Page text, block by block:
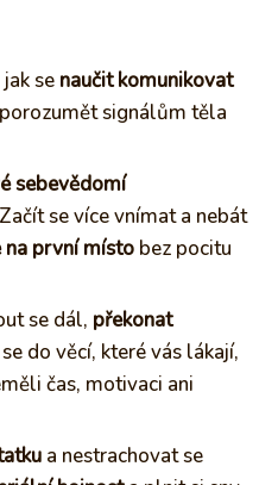
se naučit komunikovat
signálům těla
sebevědomí
se více vnímat a nebát
na první místo bez pocitu
se dál, překonat
do věcí, které vás lákají,
čas, motivaci ani
a nestrachovat se